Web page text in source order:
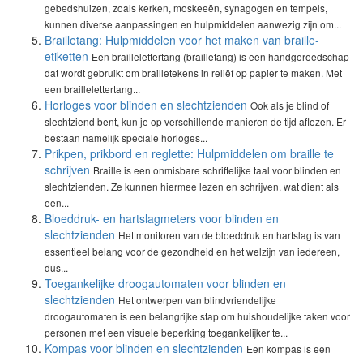
gebedshuizen, zoals kerken, moskeeën, synagogen en tempels,
kunnen diverse aanpassingen en hulpmiddelen aanwezig zijn om...
Brailletang: Hulpmiddelen voor het maken van braille-
etiketten Een braillelettertang (brailletang) is een handgereedschap
dat wordt gebruikt om brailletekens in reliëf op papier te maken. Met
een braillelettertang...
Horloges voor blinden en slechtzienden Ook als je blind of
slechtziend bent, kun je op verschillende manieren de tijd aflezen. Er
bestaan namelijk speciale horloges...
Prikpen, prikbord en reglette: Hulpmiddelen om braille te
schrijven Braille is een onmisbare schriftelijke taal voor blinden en
slechtzienden. Ze kunnen hiermee lezen en schrijven, wat dient als
een...
Bloeddruk- en hartslagmeters voor blinden en
slechtzienden Het monitoren van de bloeddruk en hartslag is van
essentieel belang voor de gezondheid en het welzijn van iedereen,
dus...
Toegankelijke droogautomaten voor blinden en
slechtzienden Het ontwerpen van blindvriendelijke
droogautomaten is een belangrijke stap om huishoudelijke taken voor
personen met een visuele beperking toegankelijker te...
Kompas voor blinden en slechtzienden Een kompas is een